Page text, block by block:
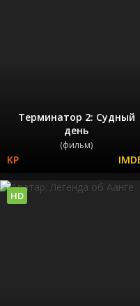
Терминатор 2: Судный
день
(фильм)
HD